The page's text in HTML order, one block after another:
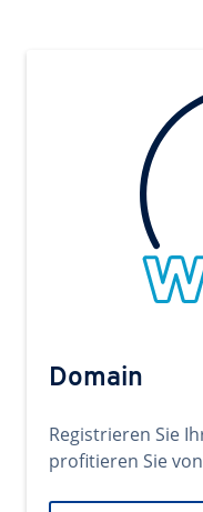
Domain
Registrieren Sie
profitieren Sie